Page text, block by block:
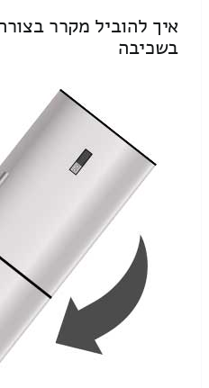
איך להוביל מקרר
בשכיבה